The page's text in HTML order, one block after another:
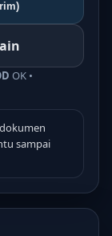
OK •
sampai